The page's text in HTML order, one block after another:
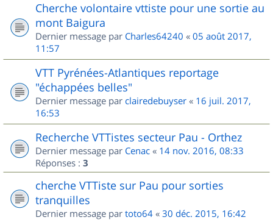
Cherche volontaire vttiste pour une sortie au
mont Baigura
Dernier message par Charles64240 « 05 août 2017,
11:57
VTT Pyrénées-Atlantiques reportage
"échappées belles"
Dernier message par clairedebuyser « 16 juil. 2017,
16:53
Recherche VTTistes secteur Pau - Orthez
Dernier message par Cenac « 14 nov. 2016, 08:33
Réponses : 3
cherche VTTiste sur Pau pour sorties
tranquilles
Dernier message par toto64 « 30 déc. 2015, 16:42